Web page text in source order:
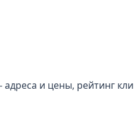
и цены, рейтинг